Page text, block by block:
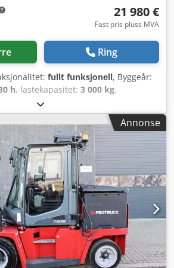
21 980 €
Fast pris pluss MVA
Ring
fullt funksjonell, Byggeår:
h, lastekapasitet: 3 000 kg,
, fri løftehøyde:
, mastetype:triplex, byggehøyde:
1 150 mm, gaffellengde:
100 prosent, Type fordekk:
, type bakdekk:massivdekk (svarte) ,
UVV-sikkerhetskontroll,
hjuls stabler Lastens tyngdepunkt:
klasse 3 = 2 500–4 999 kg Masttype:
uten garanti Teknisk tilstand:
Superelastisk Forhjul, størrelse:
Nytt Bakhjul, type:
størrelse: Fabrikknytt Codezr Ac
tilstand: Nytt Batterispenning: 80 V
Ah Batteriprodusent: Restkapasitet 96
Annonse